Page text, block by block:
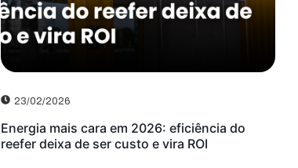
23/02/2026
Energia mais cara em 2026: eficiência do
reefer deixa de ser custo e vira ROI